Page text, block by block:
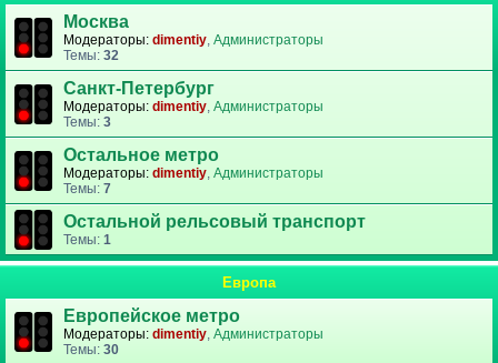
Москва
Модераторы: dimentiy, Администраторы
Темы: 32
Санкт-Петербург
Модераторы: dimentiy, Администраторы
Темы: 3
Остальное метро
Модераторы: dimentiy, Администраторы
Темы: 7
Остальной рельсовый транспорт
Темы: 1
Европа
Европейское метро
Модераторы: dimentiy, Администраторы
Темы: 30